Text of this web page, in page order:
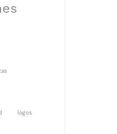
lógos